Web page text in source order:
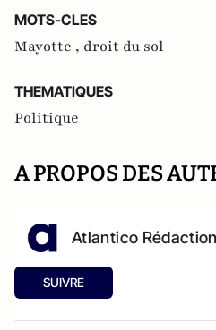
MOTS-CLES
Mayotte , droit du sol
THEMATIQUES
Politique
A PROPOS DES
Atlantico Rédaction
SUIVRE